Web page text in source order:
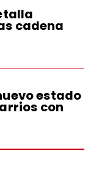
cadena
estado
con